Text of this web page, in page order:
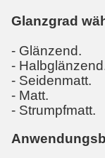
Glanzgrad
- Glänzend.
-
- Seidenmatt.
- Matt.
- Strumpfmatt.